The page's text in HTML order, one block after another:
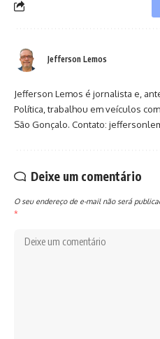
Jefferson Lemos
Jefferson Lemos é jornalista e,
Política, trabalhou em veículos
São Gonçalo. Contato:
Deixe um comentário
O seu endereço de e-mail não será
*